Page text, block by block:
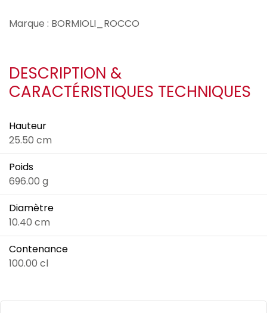
Marque : BORMIOLI_ROCCO
DESCRIPTION &
CARACTÉRISTIQUES TECHNIQUES
Hauteur
25.50 cm
Poids
696.00 g
Diamètre
10.40 cm
Contenance
100.00 cl